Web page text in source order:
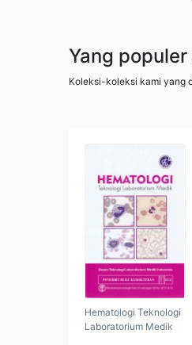
Yang
Koleksi-koleksi kami yang
Hematologi Teknologi
Laboratorium Medik